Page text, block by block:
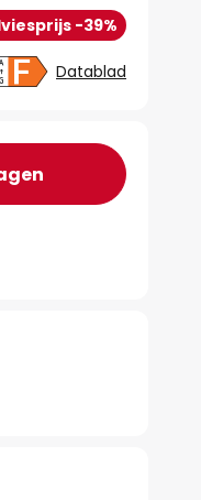
-39%
Datablad